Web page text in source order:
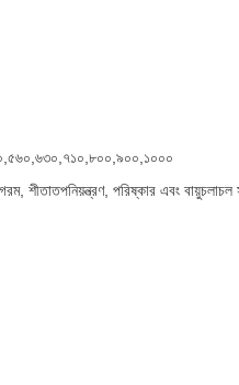
শীতাতপনিয়ন্ত্রণ, পরিষ্কার এবং বায়ুচলাচল